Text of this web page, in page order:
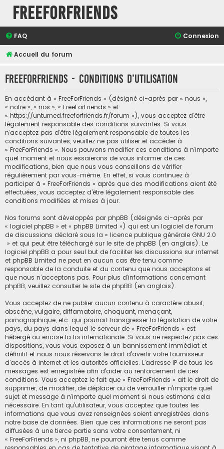
FreeForFriends
FAQ Connexion
Accueil du forum
FreeForFriends - Conditions d’utilisation
En accédant à « FreeForFriends » (désigné ci-après par « nous »,
« notre », « nos », « FreeForFriends » et
« https://unturned.freeforfriends.fr/forum »), vous acceptez d’être
légalement responsable des conditions suivantes. Si vous
n’acceptez pas d’être légalement responsable de toutes les
conditions suivantes, veuillez ne pas utiliser et accéder à
« FreeForFriends ». Nous pouvons modifier ces conditions à n’importe
quel moment et nous essaierons de vous informer de ces
modifications, bien que nous vous conseillons de vérifier
régulièrement par vous-même. En effet, si vous continuez à
participer à « FreeForFriends » après que des modifications aient été
effectuées, vous acceptez d’être légalement responsable des
conditions modifiées et mises à jour.
Nos forums sont développés par phpBB (désignés ci-après par
« logiciel phpBB » et « phpBB Limited ») qui est un logiciel de forum
de discussions déclaré sous la « licence publique générale GNU 2.0
» et qui peut être téléchargé sur le site de phpBB (en anglais). Le
logiciel phpBB a pour seul but de faciliter les discussions sur internet
et phpBB Limited ne peut en aucun cas être tenu comme
responsable de la conduite et du contenu que nous acceptons et
que nous n’acceptons pas. Pour plus d’informations concernant
phpBB, veuillez consulter le site de phpBB (en anglais).
Vous acceptez de ne publier aucun contenu à caractère abusif,
obscène, vulgaire, diffamatoire, choquant, menaçant,
pornographique, etc. qui pourrait transgresser la législation de votre
pays, du pays dans lequel le serveur de « FreeForFriends » est
hébergé ou encore la loi internationale. Si vous ne respectez pas ces
dispositions, vous vous exposez à un bannissement immédiat et
définitif et nous nous réservons le droit d’avertir votre fournisseur
d’accès à internet et les autorités officielles. L’adresse IP de tous les
messages est enregistrée afin d’aider au renforcement de ces
conditions. Vous acceptez le fait que « FreeForFriends » ait le droit de
supprimer, de modifier, de déplacer ou de verrouiller n’importe quel
sujet et message à n’importe quel moment si nous estimons cela
nécessaire. En tant qu’utilisateur, vous acceptez que toutes les
informations que vous avez renseignées soient enregistrées dans
notre base de données. Bien que ces informations ne seront pas
diffusées à une tierce partie sans votre consentement, ni
« FreeForFriends », ni phpBB, ne pourront être tenus comme